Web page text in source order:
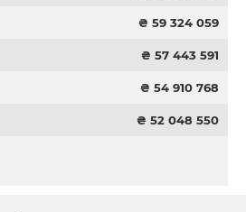
₴ 59 324 059
₴ 57 443 591
₴ 54 910 768
₴ 52 048 550